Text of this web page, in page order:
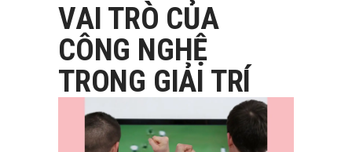
VAI TRÒ CỦA
CÔNG NGHỆ
TRONG GIẢI TRÍ